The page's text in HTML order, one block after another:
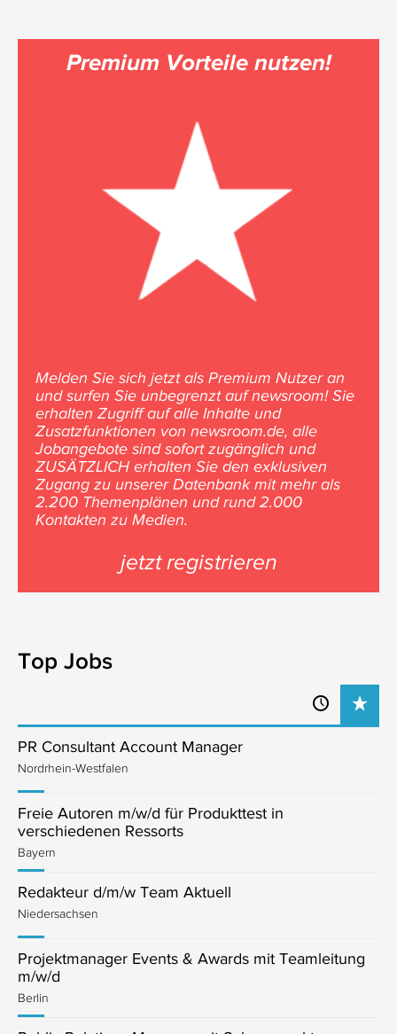
Premium Vorteile nutzen!
Melden Sie sich jetzt als Premium Nutzer an
und surfen Sie unbegrenzt auf newsroom! Sie
erhalten Zugriff auf alle Inhalte und
Zusatzfunktionen von newsroom.de, alle
Jobangebote sind sofort zugänglich und
ZUSÄTZLICH erhalten Sie den exklusiven
Zugang zu unserer Datenbank mit mehr als
2.200 Themenplänen und rund 2.000
Kontakten zu Medien.
jetzt registrieren
Top Jobs
PR Consultant Account Manager
Nordrhein-Westfalen
Freie Autoren m/w/d für Produkttest in
verschiedenen Ressorts
Bayern
Redakteur d/m/w Team Aktuell
Niedersachsen
Projektmanager Events & Awards mit Teamleitung
m/w/d
Berlin